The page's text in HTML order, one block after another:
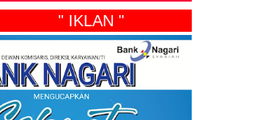
" IKLAN "